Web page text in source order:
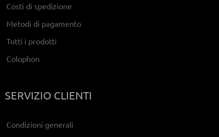
Costi di spedizione
Metodi di pagamento
Tutti i prodotti
Colophon
SERVIZIO CLIENTI
Condizioni generali